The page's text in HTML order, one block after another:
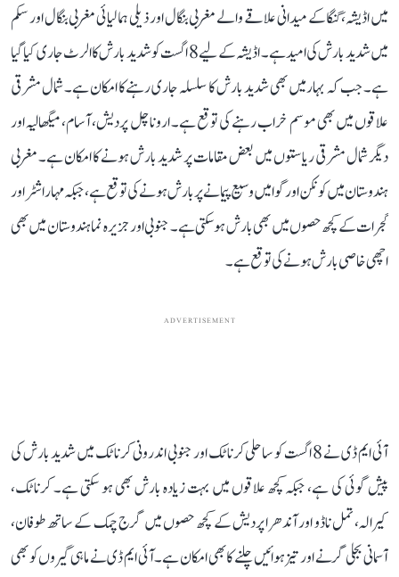
میں اڈیشہ، گنگا کے میدانی علاقے والے مغربی بنگال اور ذیلی ہمالیائی مغربی بنگال اور سکم
میں شدید بارش کی امید ہے۔ اڈیشہ کے لیے 8 اگست کو شدید بارش کا الرٹ جاری کیا گیا
ہے۔ جب کہ بہار میں بھی شدید بارش کا سلسلہ جاری رہنے کا امکان ہے۔ شمال مشرقی
علاقوں میں بھی موسم خراب رہنے کی توقع ہے۔ اروناچل پردیش، آسام، میگھالیہ اور
دیگر شمال مشرقی ریاستوں میں بعض مقامات پر شدید بارش ہونے کا امکان ہے۔ مغربی
ہندوستان میں کونکن اور گوا میں وسیع پیمانے پر بارش ہونے کی توقع ہے، جبکہ مہاراشٹر اور
گجرات کے کچھ حصوں میں بھی بارش ہو سکتی ہے۔ جنوبی اور جزیرہ نما ہندوستان میں بھی
اچھی خاصی بارش ہونے کی توقع ہے۔
ADVERTISEMENT
آئی ایم ڈی نے 8 اگست کو ساحلی کرناٹک اور جنوبی اندرونی کرناٹک میں شدید بارش کی
پیش گوئی کی ہے، جبکہ کچھ علاقوں میں بہت زیادہ بارش بھی ہو سکتی ہے۔ کرناٹک،
کیرالہ، تمل ناڈو اور آندھرا پردیش کے کچھ حصوں میں گرج چمک کے ساتھ طوفان،
آسمانی بجلی گرنے اور تیز ہوائیں چلنے کا بھی امکان ہے۔ آئی ایم ڈی نے ماہی گیروں کو بھی